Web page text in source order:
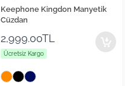
Keephone Kingdon Manyetik
Cüzdan
2,999.00TL
Ücretsiz Kargo